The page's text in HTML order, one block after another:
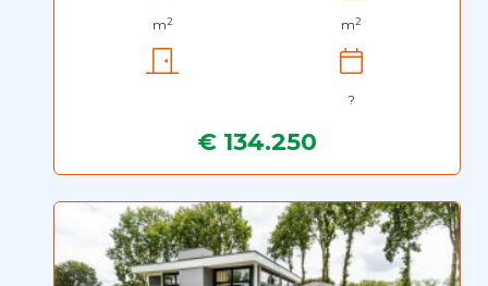
m2 m2
?
€ 134.250